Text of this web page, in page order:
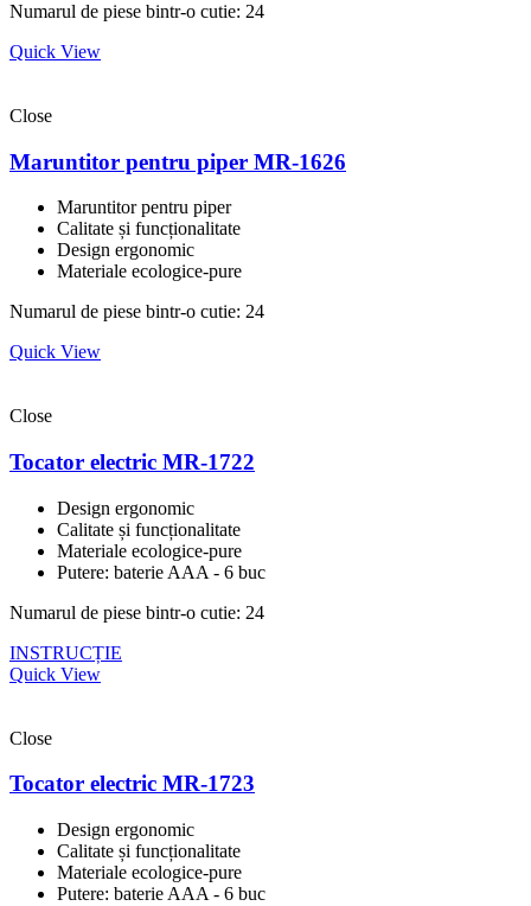
Numarul de piese bintr-o cutie: 24
Quick View
Close
Maruntitor pentru piper MR-1626
Maruntitor pentru piper
Calitate și funcționalitate
Design ergonomic
Materiale ecologice-pure
Numarul de piese bintr-o cutie: 24
Quick View
Close
Tocator electric MR-1722
Design ergonomic
Calitate și funcționalitate
Materiale ecologice-pure
Putere: baterie AAA - 6 buc
Numarul de piese bintr-o cutie: 24
INSTRUCȚIE
Quick View
Close
Tocator electric MR-1723
Design ergonomic
Calitate și funcționalitate
Materiale ecologice-pure
Putere: baterie AAA - 6 buc